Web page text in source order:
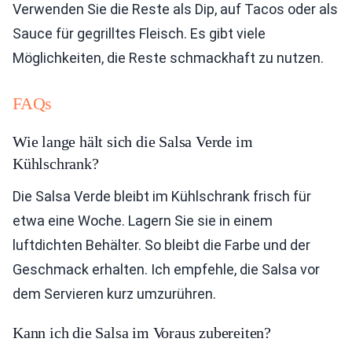
Verwenden Sie die Reste als Dip, auf Tacos oder als
Sauce für gegrilltes Fleisch. Es gibt viele
Möglichkeiten, die Reste schmackhaft zu nutzen.
FAQs
Wie lange hält sich die Salsa Verde im
Kühlschrank?
Die Salsa Verde bleibt im Kühlschrank frisch für
etwa eine Woche. Lagern Sie sie in einem
luftdichten Behälter. So bleibt die Farbe und der
Geschmack erhalten. Ich empfehle, die Salsa vor
dem Servieren kurz umzurühren.
Kann ich die Salsa im Voraus zubereiten?